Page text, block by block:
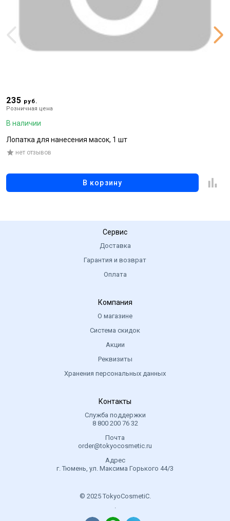
235 руб.
Розничная цена
В наличии
Лопатка для нанесения масок, 1 шт
нет отзывов
В корзину
Сервис
Доставка
Гарантия и возврат
Оплата
Компания
О магазине
Система скидок
Акции
Реквизиты
Хранения персональных данных
Контакты
Служба поддержки
8 800 200 76 32
Почта
order@tokyocosmetic.ru
Адрес
г. Тюмень, ул. Максима Горького 44/3
© 2025 TokyoCosmetiC.
.